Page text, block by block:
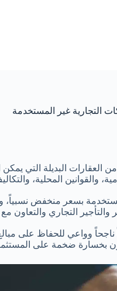
التجارية غير المستخدمة
من العقارات البديلة
والقوانين المحلية،
بسعر منخفض
التجاري والتعاون
وواعي للحفاظ على
بخسارة ضخمة على